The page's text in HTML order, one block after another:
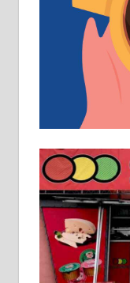
Рудник и
д.о.о.
Основна
искуство
услов.
превоз,
локал 22
Пружам
у
молерских
Ало